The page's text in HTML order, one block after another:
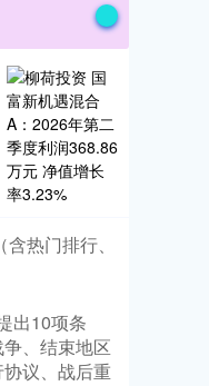
热门排行、
出10项条
、结束地区
议、战后重